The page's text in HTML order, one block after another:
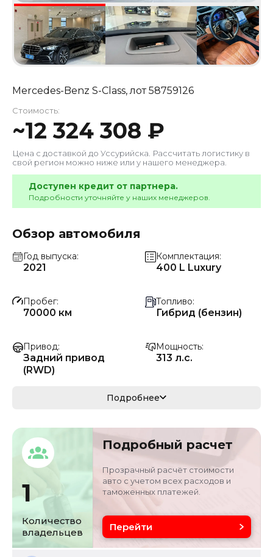
Mercedes-Benz S-Class, лот58759126
Стоимость:
~12 324 308 ₽
Цена с доставкой до Уссурийска . Рассчитать логистику в
свой регион можно ниже или у нашего менеджера.
Доступен кредит от партнера.
Подробности уточняйте у наших менеджеров.
Обзор автомобиля
Год выпуска
2021
Комплектация
400 L Luxury
Пробег
70000 км
Топливо
Гибрид (бензин)
Привод
Задний привод
(RWD)
Мощность
313 л.с.
230 кВ
Кузов
седан
W1K6G5KB6MA0152
Объём двигателя
3 л
Цвет
Состояние
б/у
Подробнее
1
Количество
владельцев
Подробный расчет
Прозрачный расчёт стоимости
авто с учетом всех расходов и
таможенных платежей.
Перейти